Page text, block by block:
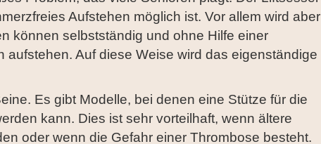
Aufstehen möglich ist. Vor allem wird aber
können selbstständig und ohne Hilfe einer
Auf diese Weise wird das eigenständige
Es gibt Modelle, bei denen eine Stütze für die
kann. Dies ist sehr vorteilhaft, wenn ältere
oder wenn die Gefahr einer Thrombose besteht.